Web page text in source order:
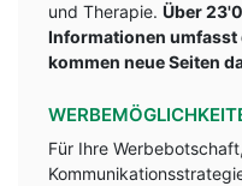
und Therapie. Über
Informationen umfasst
kommen neue Seiten
Für Ihre